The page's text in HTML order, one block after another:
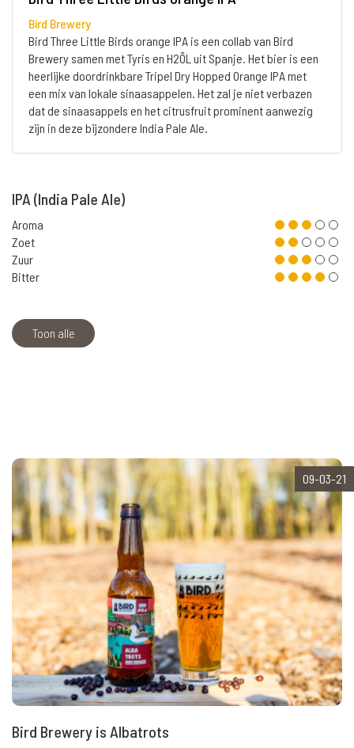
Bird Brewery
Bird Three Little Birds orange IPA is een collab van Bird
Brewery samen met Tyris en H2ÖL uit Spanje. Het bier is een
heerlijke doordrinkbare Tripel Dry Hopped Orange IPA met
een mix van lokale sinaasappelen. Het zal je niet verbazen
dat de sinaasappels en het citrusfruit prominent aanwezig
zijn in deze bijzondere India Pale Ale.
IPA (India Pale Ale)
Aroma
Zoet
Zuur
Bitter
Toon alle
09-03-21
Bird Brewery is Albatrots